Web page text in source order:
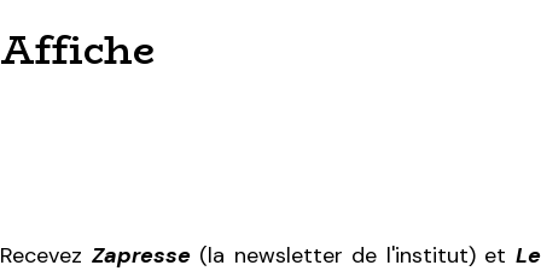
Affiche
Recevez Zapresse(la newsletter de l'institut) etLe